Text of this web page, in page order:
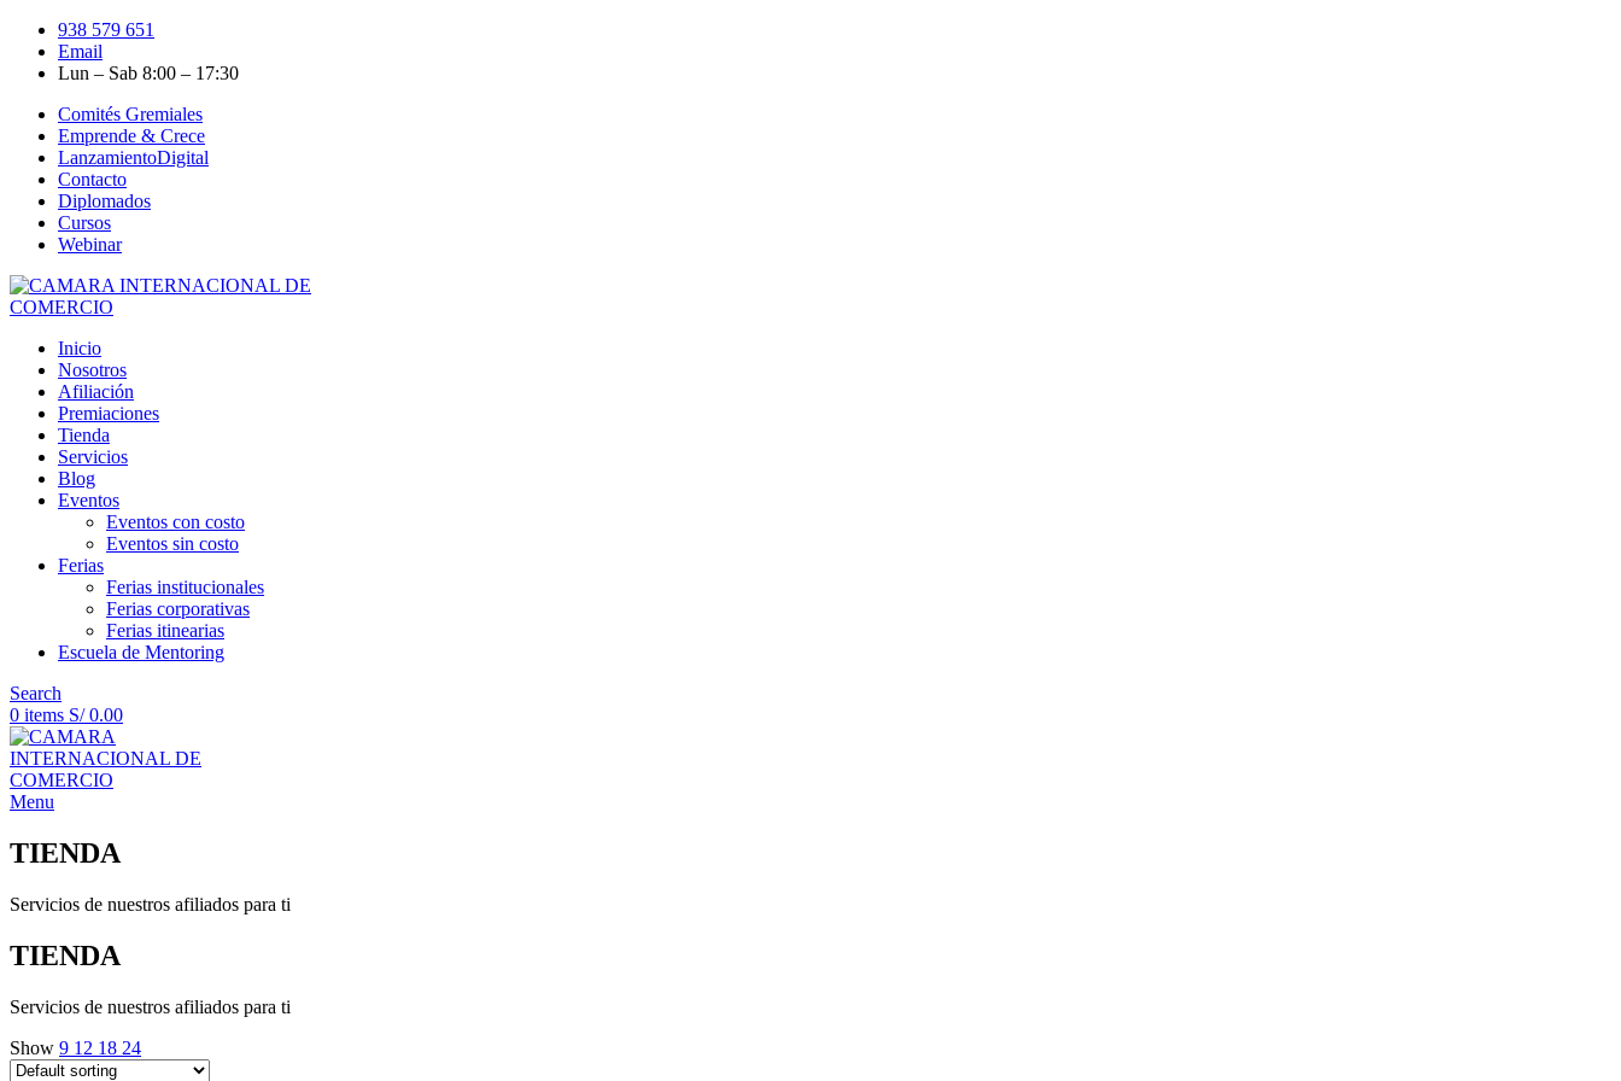
938 579 651
Email
Lun – Sab 8:00 – 17:30
Comités Gremiales
Emprende & Crece
LanzamientoDigital
Contacto
Diplomados
Cursos
Webinar
Inicio
Nosotros
Afiliación
Premiaciones
Tienda
Servicios
Blog
Eventos
Eventos con costo
Eventos sin costo
Ferias
Ferias institucionales
Ferias corporativas
Ferias itinearias
Escuela de Mentoring
Search
0 items S/0.00
Menu
TIENDA
Servicios de nuestros afiliados para ti
TIENDA
Servicios de nuestros afiliados para ti
Show 9 12 18 24